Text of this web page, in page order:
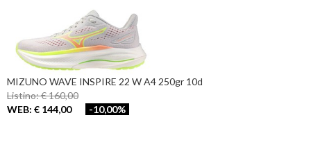
MIZUNO WAVE INSPIRE 22 W A4 250gr 10d
Listino: € 160,00
WEB: € 144,00
-10,00%